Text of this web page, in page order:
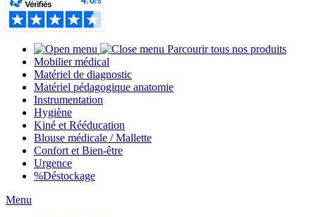
Parcourir tous nos produits
Mobilier médical
Matériel de diagnostic
Matériel pédagogique anatomie
Instrumentation
Hygiène
Kiné et Rééducation
Blouse médicale / Mallette
Confort et Bien-être
Urgence
%Déstockage
Menu